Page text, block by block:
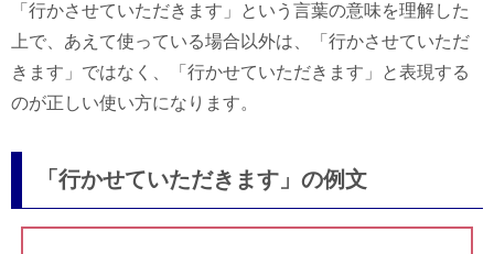
「行かさせていただきます」という言葉の意味を理解した
上で、あえて使っている場合以外は、「行かさせていただ
きます」ではなく、「行かせていただきます」と表現する
のが正しい使い方になります。
「行かせていただきます」の例文